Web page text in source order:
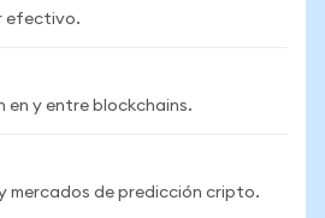
efectivo.
en y entre blockchains.
mercados de predicción cripto.